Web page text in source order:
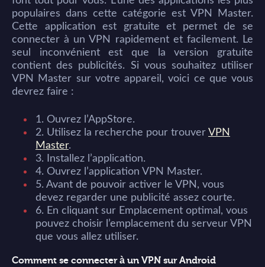
populaires dans cette catégorie est VPN Master.
Cette application est gratuite et permet de se
connecter à un VPN rapidement et facilement. Le
seul inconvénient est que la version gratuite
contient des publicités. Si vous souhaitez utiliser
VPN Master sur votre appareil, voici ce que vous
devrez faire :
1. Ouvrez l’AppStore.
2. Utilisez la recherche pour trouver VPN
Master.
3. Installez l’application.
4. Ouvrez l’application VPN Master.
5. Avant de pouvoir activer le VPN, vous
devez regarder une publicité assez courte.
6. En cliquant sur Emplacement optimal, vous
pouvez choisir l’emplacement du serveur VPN
que vous allez utiliser.
Comment se connecter à un VPN sur Android